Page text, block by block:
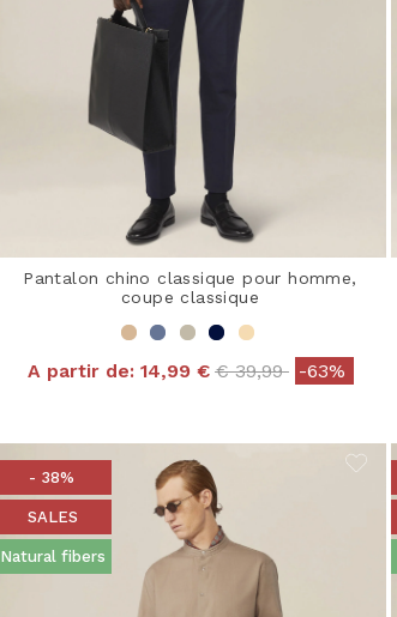
Pantalon chino classique pour homme,
coupe classique
A partir de: 14,99 € Price reduced from
€ 39,99to-63%
- 38%
SALES
Natural fibers